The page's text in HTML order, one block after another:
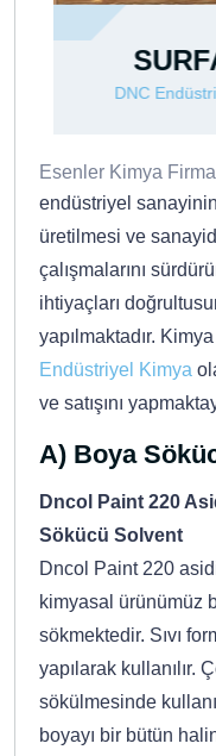
Esenler Kimya
endüstriyel
üretilmesi ve
çalışmalarını
ihtiyaçları
yapılmaktadır.
Endüstriyel Kimya
ve satışını
A) Boya
Dncol Paint 220
Sökücü Solvent
Dncol Paint 220
kimyasal ürünümüz
sökmektedir. Sıvı
yapılarak kullanılır.
sökülmesinde
boyayı bir bütün